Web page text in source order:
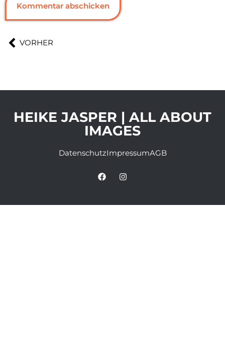
VORHER
HEIKE JASPER | ALL ABOUT
IMAGES
DatenschutzImpressumAGB